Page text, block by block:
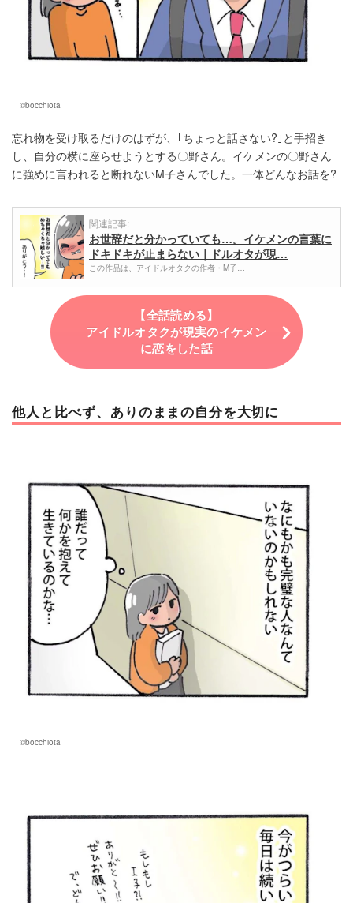
©bocchiota
忘れ物を受け取るだけのはずが、｢ちょっと話さない?｣と手招き
し、自分の横に座らせようとする〇野さん。イケメンの〇野さん
に強めに言われると断れないM子さんでした。一体どんなお話を?
関連記事:
お世辞だと分かっていても…。イケメンの言葉に
ドキドキが止まらない｜ドルオタが現…
この作品は、アイドルオタクの作者・M子…
【全話読める】
アイドルオタクが現実のイケメン
に恋をした話
他人と比べず、ありのままの自分を大切に
©bocchiota